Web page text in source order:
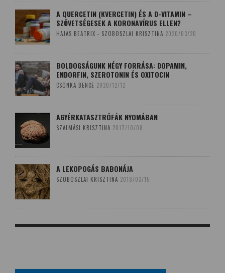
A QUERCETIN (KVERCETIN) ÉS A D-VITAMIN –
SZÖVETSÉGESEK A KORONAVÍRUS ELLEN?
HAJAS BEATRIX - SZOBOSZLAI KRISZTINA 2020/03/20
BOLDOGSÁGUNK NÉGY FORRÁSA: DOPAMIN,
ENDORFIN, SZEROTONIN ÉS OXITOCIN
CSONKA BENCE 2020/12/12
AGYÉRKATASZTRÓFÁK NYOMÁBAN
SZALMÁSI KRISZTINA 2017/10/08
A LEKOPOGÁS BABONÁJA
SZOBOSZLAI KRISZTINA 2018/03/15